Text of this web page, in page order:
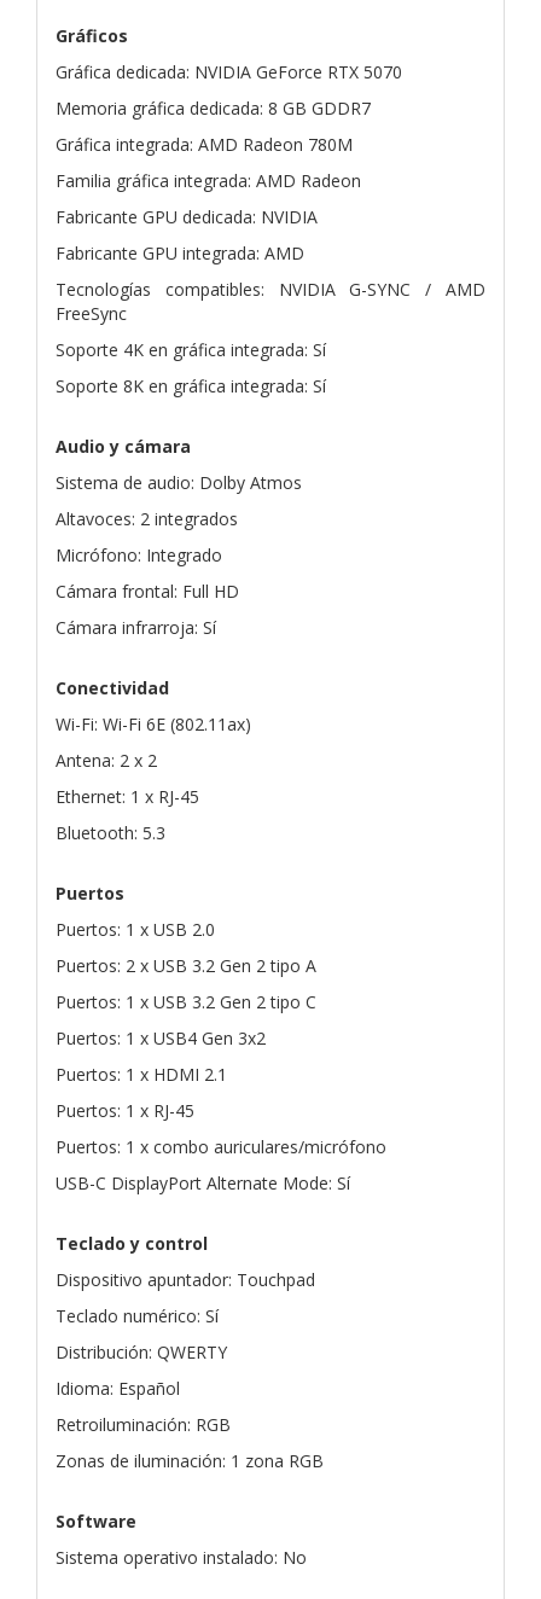
Gráficos
Gráfica dedicada: NVIDIA GeForce RTX 5070
Memoria gráfica dedicada: 8 GB GDDR7
Gráfica integrada: AMD Radeon 780M
Familia gráfica integrada: AMD Radeon
Fabricante GPU dedicada: NVIDIA
Fabricante GPU integrada: AMD
Tecnologías compatibles: NVIDIA G-SYNC / AMD
FreeSync
Soporte 4K en gráfica integrada: Sí
Soporte 8K en gráfica integrada: Sí
Audio y cámara
Sistema de audio: Dolby Atmos
Altavoces: 2 integrados
Micrófono: Integrado
Cámara frontal: Full HD
Cámara infrarroja: Sí
Conectividad
Wi-Fi: Wi-Fi 6E (802.11ax)
Antena: 2 x 2
Ethernet: 1 x RJ-45
Bluetooth: 5.3
Puertos
Puertos: 1 x USB 2.0
Puertos: 2 x USB 3.2 Gen 2 tipo A
Puertos: 1 x USB 3.2 Gen 2 tipo C
Puertos: 1 x USB4 Gen 3x2
Puertos: 1 x HDMI 2.1
Puertos: 1 x RJ-45
Puertos: 1 x combo auriculares/micrófono
USB-C DisplayPort Alternate Mode: Sí
Teclado y control
Dispositivo apuntador: Touchpad
Teclado numérico: Sí
Distribución: QWERTY
Idioma: Español
Retroiluminación: RGB
Zonas de iluminación: 1 zona RGB
Software
Sistema operativo instalado: No